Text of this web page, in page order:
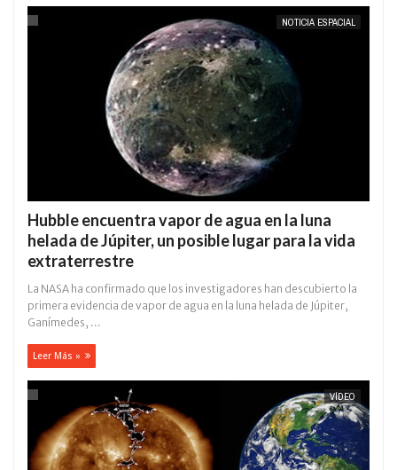
NOTICIA ESPACIAL
Hubble encuentra vapor de agua en la luna
helada de Júpiter, un posible lugar para la vida
extraterrestre
La NASA ha confirmado que los investigadores han descubierto la
primera evidencia de vapor de agua en la luna helada de Júpiter,
Ganímedes, ...
Leer Más »
VÍDEO